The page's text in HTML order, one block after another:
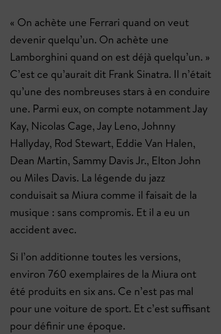
« On achète une Ferrari quand on veut
devenir quelqu’un. On achète une
Lamborghini quand on est déjà quelqu’un. »
C’est ce qu’aurait dit Frank Sinatra. Il n’était
qu’une des nombreuses stars à en conduire
une. Parmi eux, on compte notamment Jay
Kay, Nicolas Cage, Jay Leno, Johnny
Hallyday, Rod Stewart, Eddie Van Halen,
Dean Martin, Sammy Davis Jr., Elton John
ou Miles Davis. La légende du jazz
conduisait sa Miura comme il faisait de la
musique : sans compromis. Et il a eu un
accident avec.
Si l’on additionne toutes les versions,
environ 760 exemplaires de la Miura ont
été produits en six ans. Ce n’est pas mal
pour une voiture de sport. Et c’est suffisant
pour définir une époque.